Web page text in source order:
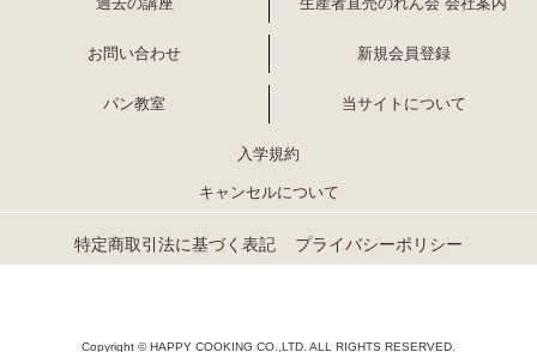
お問い合わせ 新規会員登録
パン教室 当サイトについて
入学規約
キャンセルについて
特定商取引法に基づく表記 プライバシーポリシー
Copyright © HAPPY COOKING CO.,LTD. ALL RIGHTS RESERVED.